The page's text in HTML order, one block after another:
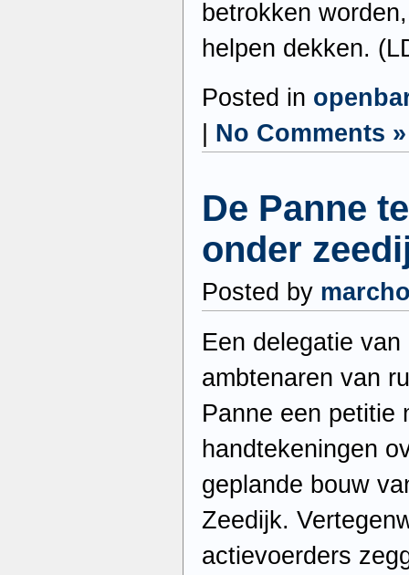
betrokken
helpen dekken.
Posted in
No Comments »
De Panne
onder
Posted by
Een delegatie
ambtenaren van
Panne een petitie
handtekeningen
geplande bouw
Zeedijk.
actievoerders